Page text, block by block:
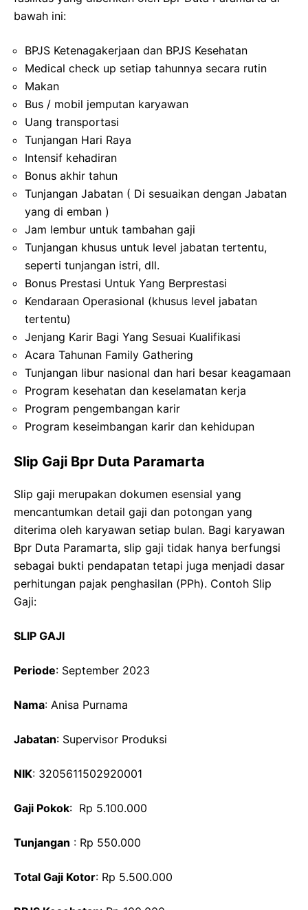
bawah ini:
BPJS Ketenagakerjaan dan BPJS Kesehatan
Medical check up setiap tahunnya secara rutin
Makan
Bus / mobil jemputan karyawan
Uang transportasi
Tunjangan Hari Raya
Intensif kehadiran
Bonus akhir tahun
Tunjangan Jabatan ( Di sesuaikan dengan Jabatan
yang di emban )
Jam lembur untuk tambahan gaji
Tunjangan khusus untuk level jabatan tertentu,
seperti tunjangan istri, dll.
Bonus Prestasi Untuk Yang Berprestasi
Kendaraan Operasional (khusus level jabatan
tertentu)
Jenjang Karir Bagi Yang Sesuai Kualifikasi
Acara Tahunan Family Gathering
Tunjangan libur nasional dan hari besar keagamaan
Program kesehatan dan keselamatan kerja
Program pengembangan karir
Program keseimbangan karir dan kehidupan
Slip Gaji Bpr Duta Paramarta
Slip gaji merupakan dokumen esensial yang
mencantumkan detail gaji dan potongan yang
diterima oleh karyawan setiap bulan. Bagi karyawan
Bpr Duta Paramarta, slip gaji tidak hanya berfungsi
sebagai bukti pendapatan tetapi juga menjadi dasar
perhitungan pajak penghasilan (PPh). Contoh Slip
Gaji:
SLIP GAJI
Periode: September 2023
Nama: Anisa Purnama
Jabatan: Supervisor Produksi
NIK: 3205611502920001
Gaji Pokok: Rp 5.100.000
Tunjangan : Rp 550.000
Total Gaji Kotor: Rp 5.500.000